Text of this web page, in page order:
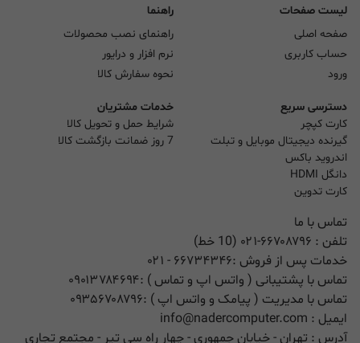
لیست صفحات
صفحه اصلی
حساب کاربری
ورود
راهنما
راهنمای نصب محصولات
نرم افزار و درایور
نحوه سفارش کالا
دسترسی سریع
کارت کپچر
گیرنده دیجیتال موبایل و تبلت
اندروید باکس
دانگل HDMI
کارت تدوین
خدمات مشتریان
شرایط حمل و تحویل کالا
7 روز ضمانت بازگشت کالا
تماس با ما
تلفن : ۰۲۱-۶۶۷۰۸۷۹۶ (10 خط)
خدمات پس از فروش :۶۶۷۳۴۳۴۶ - ۰۲۱
تماس با پشتیبانی ( واتس اپ و تماس ) :۰۹۰۱۳۷۸۴۶۹۴
تماس با مدیریت ( پیامک و واتس اپ ) :۰۹۳۵۶۷۰۸۷۹۶
ایمیل : info@nadercomputer.com
آدرس : تهران - خیابان جمهوری - چهار راه سی تیر - مجتمع تجاری